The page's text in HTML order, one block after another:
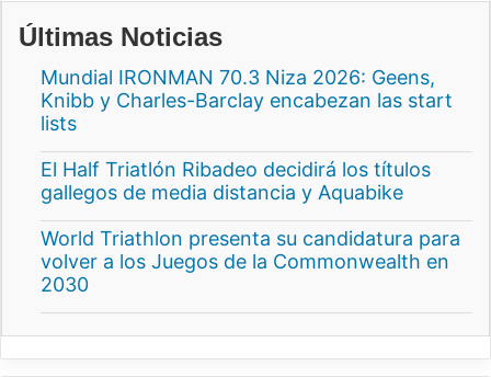
Últimas Noticias
Mundial IRONMAN 70.3 Niza 2026: Geens,
Knibb y Charles-Barclay encabezan las start
lists
El Half Triatlón Ribadeo decidirá los títulos
gallegos de media distancia y Aquabike
World Triathlon presenta su candidatura para
volver a los Juegos de la Commonwealth en
2030